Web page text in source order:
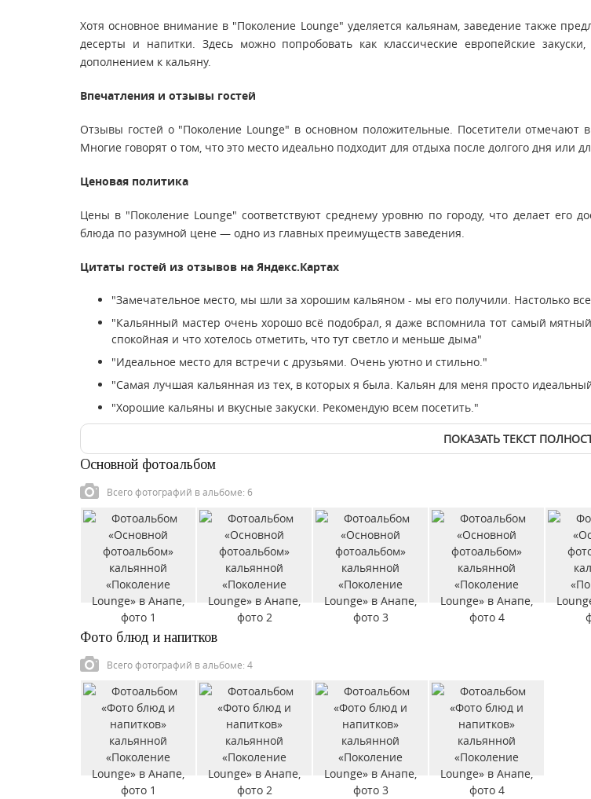
Хотя основное внимание в "Поколение Lounge" уделяется кальянам, заведение также
десерты и напитки. Здесь можно попробовать как классические европейские
дополнением к кальяну.
Впечатления и отзывы гостей
Отзывы гостей о "Поколение Lounge" в основном положительные. Посетители отмечают
Многие говорят о том, что это место идеально подходит для отдыха после долгого дня или
Ценовая политика
Цены в "Поколение Lounge" соответствуют среднему уровню по городу, что делает его
блюда по разумной цене — одно из главных преимуществ заведения.
Цитаты гостей из отзывов на Яндекс.Картах
"Замечательное место, мы шли за хорошим кальяном - мы его получили. Настолько
"Кальянный мастер очень хорошо всё подобрал, я даже вспомнила тот самый
спокойная и что хотелось отметить, что тут светло и меньше дыма"
"Идеальное место для встречи с друзьями. Очень уютно и стильно."
"Самая лучшая кальянная из тех, в которых я была. Кальян для меня просто
"Хорошие кальяны и вкусные закуски. Рекомендую всем посетить."
ПОКАЗАТЬ ТЕКСТ
Основной фотоальбом
Всего фотографий в альбоме: 6
Фото блюд и напитков
Всего фотографий в альбоме: 4